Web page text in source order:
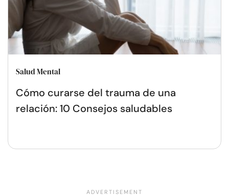
Salud Mental
Cómo curarse del trauma de una
relación: 10 Consejos saludables